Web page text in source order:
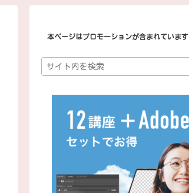
本ページはプロモーションが含まれています